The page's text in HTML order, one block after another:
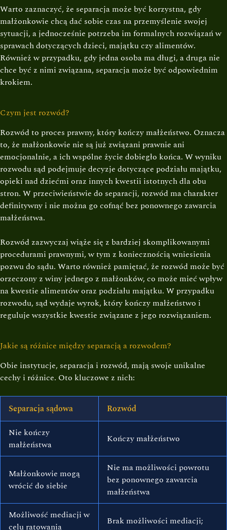
Warto zaznaczyć, że separacja może być korzystna, gdy
małżonkowie chcą dać sobie czas na przemyślenie swojej
sytuacji, a jednocześnie potrzeba im formalnych rozwiązań w
sprawach dotyczących dzieci, majątku czy alimentów.
Również w przypadku, gdy jedna osoba ma długi, a druga nie
chce być z nimi związana, separacja może być odpowiednim
krokiem.
Czym jest rozwód?
Rozwód to proces prawny, który kończy małżeństwo. Oznacza
to, że małżonkowie nie są już związani prawnie ani
emocjonalnie, a ich wspólne życie dobiegło końca. W wyniku
rozwodu sąd podejmuje decyzje dotyczące podziału majątku,
opieki nad dziećmi oraz innych kwestii istotnych dla obu
stron. W przeciwieństwie do separacji, rozwód ma charakter
definitywny i nie można go cofnąć bez ponownego zawarcia
małżeństwa.
Rozwód zazwyczaj wiąże się z bardziej skomplikowanymi
procedurami prawnymi, w tym z koniecznością wniesienia
pozwu do sądu. Warto również pamiętać, że rozwód może być
orzeczony z winy jednego z małżonków, co może mieć wpływ
na kwestie alimentów oraz podziału majątku. W przypadku
rozwodu, sąd wydaje wyrok, który kończy małżeństwo i
reguluje wszystkie kwestie związane z jego rozwiązaniem.
Jakie są różnice między separacją a rozwodem?
Obie instytucje, separacja i rozwód, mają swoje unikalne
cechy i różnice. Oto kluczowe z nich:
Separacja sądowa
Rozwód
Nie kończy
małżeństwa
Kończy małżeństwo
Małżonkowie mogą
wrócić do siebie
Nie ma możliwości powrotu
bez ponownego zawarcia
małżeństwa
Możliwość mediacji w
celu ratowania
Brak możliwości mediacji;